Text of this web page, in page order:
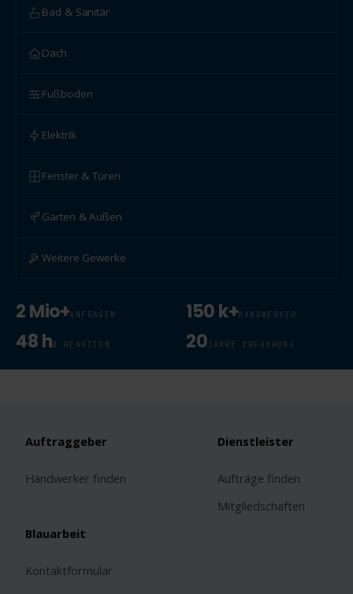
Bad & Sanitär
Dach
Fußboden
Elektrik
Fenster & Türen
Garten & Außen
Weitere Gewerke
2 Mio+ANFRAGEN 150 k+HANDWERKER
48 hØ REAKTION 20JAHRE ERFAHRUNG
Auftraggeber
Handwerker finden
Dienstleister
Aufträge finden
Mitgliedschaften
Blauarbeit
Kontaktformular